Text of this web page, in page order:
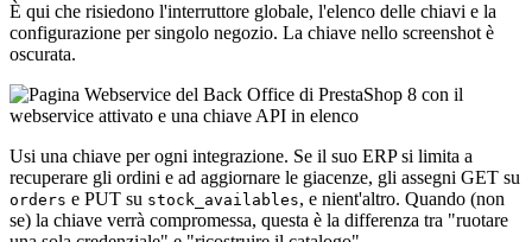
È qui che risiedono l'interruttore globale, l'elenco delle chiavi e la
configurazione per singolo negozio. La chiave nello screenshot è
oscurata.
Usi una chiave per ogni integrazione. Se il suo ERP si limita a
recuperare gli ordini e ad aggiornare le giacenze, gli assegni GET su
orders e PUT su stock_availables, e nient'altro. Quando (non
se) la chiave verrà compromessa, questa è la differenza tra "ruotare